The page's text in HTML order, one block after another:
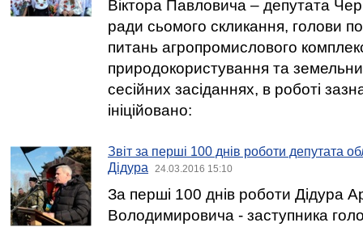
Віктора Павловича – депутата
ради сьомого скликання, голови
питань агропромислового
природокористування та
сесійних засіданнях, в роботі
ініційовано:
Звіт за перші 100 днів роботи депутата
Дідура
24.03.2016 15:10
За перші 100 днів роботи Дідура
Володимировича - заступника